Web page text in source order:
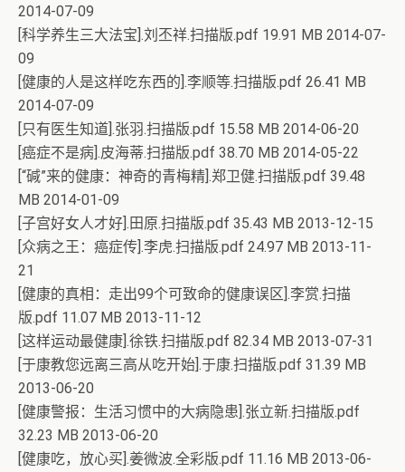
2014-07-09
[科学养生三大法宝].刘丕祥.扫描版.pdf 19.91 MB 2014-07-
09
[健康的人是这样吃东西的].李顺等.扫描版.pdf 26.41 MB
2014-07-09
[只有医生知道].张羽.扫描版.pdf 15.58 MB 2014-06-20
[癌症不是病].皮海蒂.扫描版.pdf 38.70 MB 2014-05-22
[“碱”来的健康：神奇的青梅精].郑卫健.扫描版.pdf 39.48
MB 2014-01-09
[子宫好女人才好].田原.扫描版.pdf 35.43 MB 2013-12-15
[众病之王：癌症传].李虎.扫描版.pdf 24.97 MB 2013-11-
21
[健康的真相：走出99个可致命的健康误区].李赏.扫描
版.pdf 11.07 MB 2013-11-12
[这样运动最健康].徐铁.扫描版.pdf 82.34 MB 2013-07-31
[于康教您远离三高从吃开始].于康.扫描版.pdf 31.39 MB
2013-06-20
[健康警报：生活习惯中的大病隐患].张立新.扫描版.pdf
32.23 MB 2013-06-20
[健康吃，放心买].姜微波.全彩版.pdf 11.16 MB 2013-06-